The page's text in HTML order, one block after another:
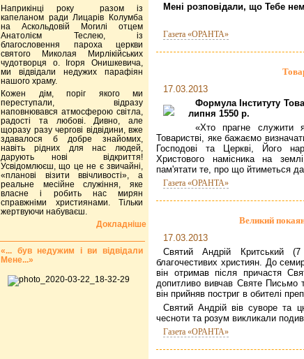
Мені розповідали, що Тебе
Газета «ОРАНТА»
17.03.2013
Формула Інституту
липня 1550 р.
«Хто прагне служити
Товаристві, яке бажаємо
Господові та Церкві, Його
Христового намісника на
пам'ятати те, про що йтиметься
Газета «ОРАНТА»
Великий
17.03.2013
Святий Андрій Критський
благочестивих християн. До
він отримав після причастя
допитливо вивчав Святе Письмо
він прийняв постриг в обителі
Святий Андрій вів суворе та
чесноти та розум викликали
Газета «ОРАНТА»
Наприкінці року разом із
капеланом ради Лицарів Колумба
на Аскольдовій Могилі отцем
Анатолієм Теслею, із
благословення пароха церкви
святого Миколая Мирлікійських
чудотворця о. Ігоря Онишкевича,
ми відвідали недужих парафіян
нашого храму.
Кожен дім, поріг якого ми
переступали, відразу
наповнювався атмосферою світла,
радості та любові. Дивно, але
щоразу разу чергові відвідини, вже
здавалося б добре знайомих,
навіть рідних для нас людей,
дарують нові відкриття!
Усвідомлюєш, що це не є звичайні,
«планові візити ввічливості», а
реальне месійне служіння, яке
власне і робить нас мирян
справжніми християнами. Тільки
жертвуючи набуваєш.
Докладніше
«... був недужим і ви відвідали
Мене...»